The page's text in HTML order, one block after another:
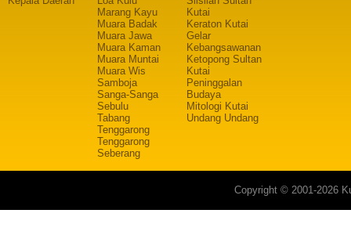
Marang Kayu
Muara Badak
Muara Jawa
Muara Kaman
Muara Muntai
Muara Wis
Samboja
Sanga-Sanga
Sebulu
Tabang
Tenggarong
Tenggarong
Seberang
Kutai
Keraton Kutai
Gelar
Kebangsawanan
Ketopong Sultan
Kutai
Peninggalan
Budaya
Mitologi Kutai
Undang Undang
Copyright © 2001-2026